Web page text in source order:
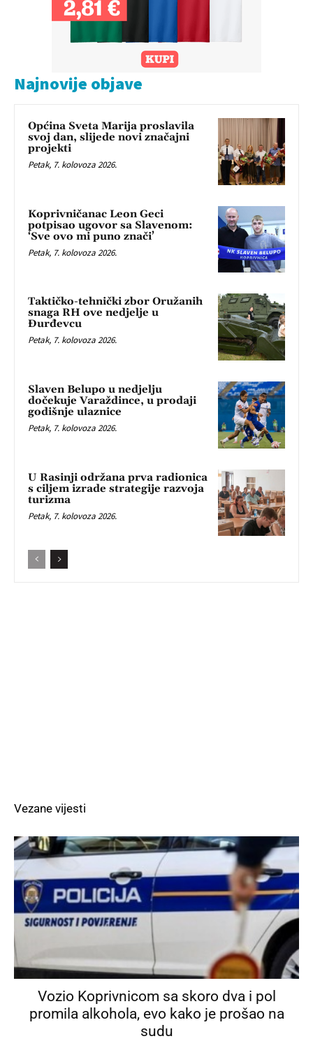
Najnovije objave
Općina Sveta Marija proslavila
svoj dan, slijede novi značajni
projekti
Petak, 7. kolovoza 2026.
Koprivničanac Leon Geci
potpisao ugovor sa Slavenom:
‘Sve ovo mi puno znači’
Petak, 7. kolovoza 2026.
Taktičko-tehnički zbor Oružanih
snaga RH ove nedjelje u
Đurđevcu
Petak, 7. kolovoza 2026.
Slaven Belupo u nedjelju
dočekuje Varaždince, u prodaji
godišnje ulaznice
Petak, 7. kolovoza 2026.
U Rasinji održana prva radionica
s ciljem izrade strategije razvoja
turizma
Petak, 7. kolovoza 2026.
Vezane vijesti
Vozio Koprivnicom sa skoro dva i pol
promila alkohola, evo kako je prošao na
sudu